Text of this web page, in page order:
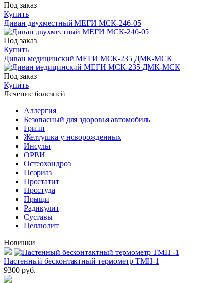
Под заказ
Купить
Диван двухместный МЕГИ МСК-246-05
Под заказ
Купить
Диван медицинский МЕГИ МСК-235 ДМК-МСК
Под заказ
Купить
Лечение болезней
Аллергия
Безопасный для здоровья автомобиль
Грипп
Желтушка у новорожденных
Инсульт
ОРВИ
Остеохондроз
Пcориаз
Простатит
Простуда
Прыщи
Радикулит
Суставы
Целлюлит
Новинки
Настенный бесконтактный термометр ТМН-1
9300 руб.